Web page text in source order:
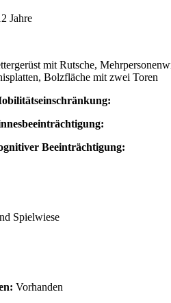
Jahre
mit Rutsche,
Bolzfläche mit zwei Toren
Beeinträchtigung:
Spielwiese
Vorhanden